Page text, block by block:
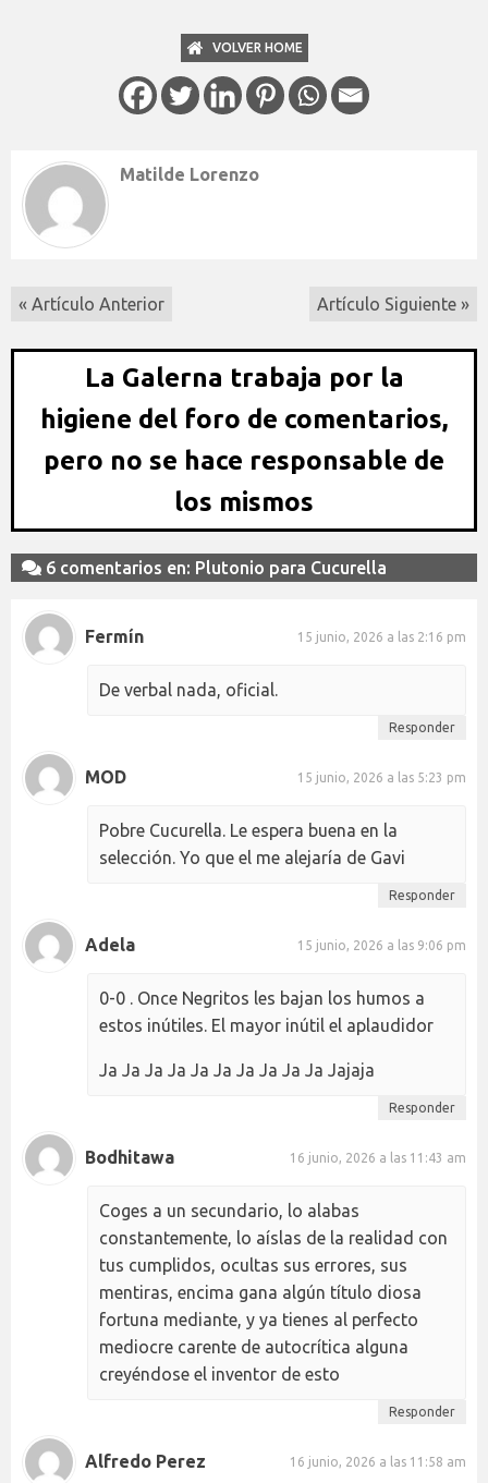
VOLVER HOME
Matilde Lorenzo
« Artículo Anterior Artículo Siguiente »
La Galerna trabaja por la
higiene del foro de comentarios,
pero no se hace responsable de
los mismos
6 comentarios en: Plutonio para Cucurella
Fermín 15 junio, 2026 a las 2:16 pm
De verbal nada, oficial.
Responder
MOD 15 junio, 2026 a las 5:23 pm
Pobre Cucurella. Le espera buena en la
selección. Yo que el me alejaría de Gavi
Responder
Adela 15 junio, 2026 a las 9:06 pm
0-0 . Once Negritos les bajan los humos a
estos inútiles. El mayor inútil el aplaudidor
Ja Ja Ja Ja Ja Ja Ja Ja Ja Ja Jajaja
Responder
Bodhitawa 16 junio, 2026 a las 11:43 am
Coges a un secundario, lo alabas
constantemente, lo aíslas de la realidad con
tus cumplidos, ocultas sus errores, sus
mentiras, encima gana algún título diosa
fortuna mediante, y ya tienes al perfecto
mediocre carente de autocrítica alguna
creyéndose el inventor de esto
Responder
Alfredo Perez 16 junio, 2026 a las 11:58 am